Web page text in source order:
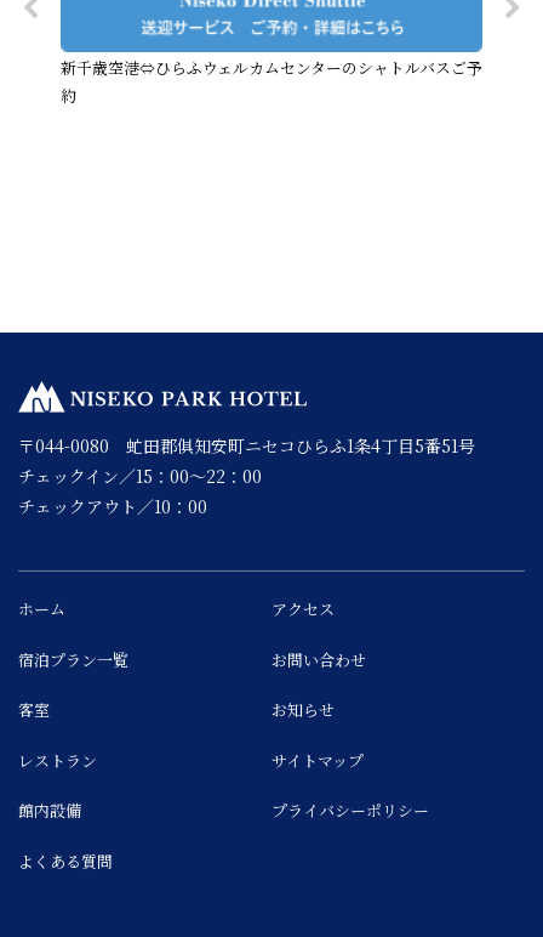
新千歳空港⇔ひらふウェルカムセンターのシャトルバスご予
約
〒044-0080 虻田郡俱知安町ニセコひらふ1条4丁目5番51号
チェックイン／15：00～22：00
チェックアウト／10：00
ホーム
宿泊プラン一覧
客室
レストラン
館内設備
よくある質問
アクセス
お問い合わせ
お知らせ
サイトマップ
プライバシーポリシー